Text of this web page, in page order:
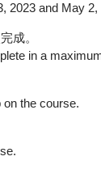
2023 and May 2,
成。
in a
the course.